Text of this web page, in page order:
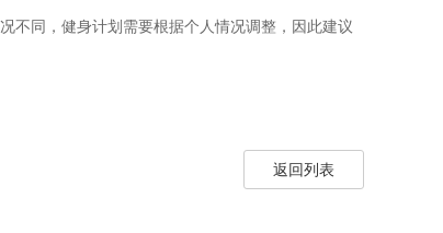
不同，健身计划需要根据个人情况调整，因此建议
返回列表